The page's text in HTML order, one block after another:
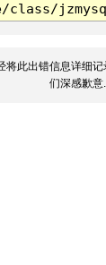
class/
将此出错信息详细
们深感歉意.